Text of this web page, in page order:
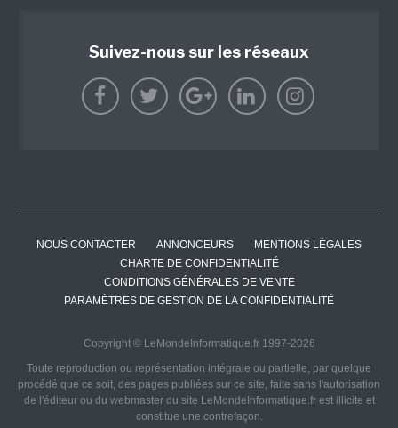
Suivez-nous sur les réseaux
NOUS CONTACTER ANNONCEURS
MENTIONS LÉGALES
CHARTE DE CONFIDENTIALITÉ
CONDITIONS GÉNÉRALES DE VENTE
PARAMÈTRES DE GESTION DE LA CONFIDENTIALITÉ
Copyright © LeMondeInformatique.fr 1997-2026
Toute reproduction ou représentation intégrale ou partielle, par quelque
procédé que ce soit, des pages publiées sur ce site, faite sans l'autorisation
de l'éditeur ou du webmaster du site LeMondeInformatique.fr est illicite et
constitue une contrefaçon.